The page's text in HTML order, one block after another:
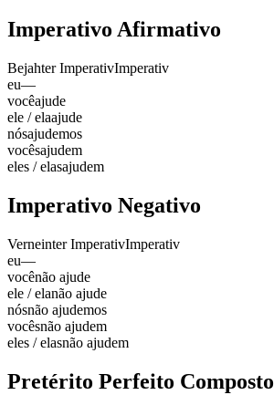
Imperativo Afirmativo
Bejahter ImperativImperativ
eu—
vocêajude
ele / elaajude
nósajudemos
vocêsajudem
eles / elasajudem
Imperativo Negativo
Verneinter ImperativImperativ
eu—
vocênão ajude
ele / elanão ajude
nósnão ajudemos
vocêsnão ajudem
eles / elasnão ajudem
Pretérito Perfeito Composto